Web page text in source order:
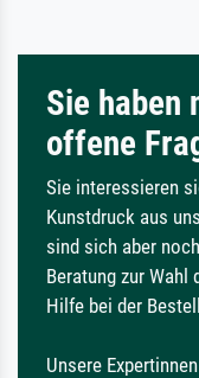
Sie haben
offene
Sie interessieren
Kunstdruck aus
sind sich aber
Beratung zur
Hilfe bei der
Unsere